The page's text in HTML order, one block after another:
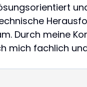
Durch meine
mich fachlich